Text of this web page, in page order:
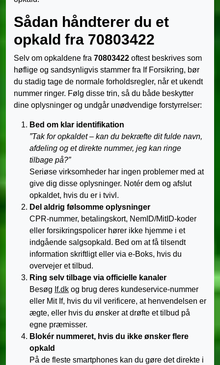
Sådan håndterer du et
opkald fra 70803422
Selv om opkaldene fra 70803422 oftest beskrives som
høflige og sandsynligvis stammer fra If Forsikring, bør
du stadig tage de normale forholdsregler, når et ukendt
nummer ringer. Følg disse trin, så du både beskytter
dine oplysninger og undgår unødvendige forstyrrelser:
Bed om klar identifikation
”Tak for opkaldet – kan du bekræfte dit fulde navn,
afdeling og et direkte nummer, jeg kan ringe
tilbage på?”
Seriøse virksomheder har ingen problemer med at
give dig disse oplysninger. Notér dem og afslut
opkaldet, hvis du er i tvivl.
Del aldrig følsomme oplysninger
CPR-nummer, betalingskort, NemID/MitID-koder
eller forsikringspolicer hører ikke hjemme i et
indgående salgsopkald. Bed om at få tilsendt
information skriftligt eller via e-Boks, hvis du
overvejer et tilbud.
Ring selv tilbage via officielle kanaler
Besøg If.dk og brug deres kundeservice-nummer
eller Mit If, hvis du vil verificere, at henvendelsen er
ægte, eller hvis du ønsker at drøfte et tilbud på
egne præmisser.
Blokér nummeret, hvis du ikke ønsker flere
opkald
På de fleste smartphones kan du gøre det direkte i